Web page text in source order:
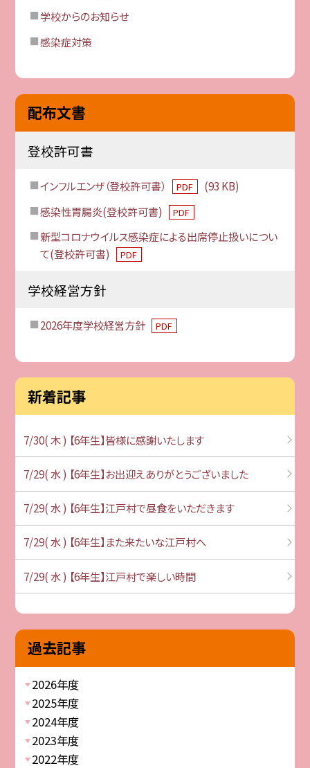
学校からのお知らせ
感染症対策
配布文書
登校許可書
インフルエンザ（登校許可書） PDF
(93 KB)
感染性胃腸炎(登校許可書)
PDF
新型コロナウイルス感染症による出席停止扱いについ
て(登校許可書)
PDF
学校経営方針
2026年度学校経営方針 PDF
新着記事
7/30( 木 ) 【6年生】皆様に感謝いたします
7/29( 水 ) 【6年生】お出迎えありがとうございました
7/29( 水 ) 【6年生】江戸村で昼食をいただきます
7/29( 水 ) 【6年生】また来たいな江戸村へ
7/29( 水 ) 【6年生】江戸村で楽しい時間
過去記事
2026年度
2025年度
2024年度
2023年度
2022年度